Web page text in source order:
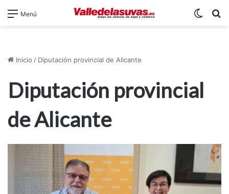
Menú
Inicio / Diputación provincial de Alicante
Diputación provincial
de Alicante